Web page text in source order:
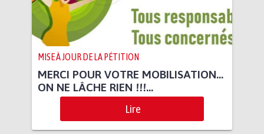
MISE À JOUR DE LA PÉTITION
MERCI POUR VOTRE MOBILISATION...
ON NE LÂCHE RIEN !!!...
Lire